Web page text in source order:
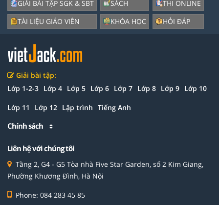
GIẢI BÀI TẬP SGK & SBT
TÀI LIỆU GIÁO VIÊN
SÁCH
KHÓA HỌC
THI ONLINE
HỎI ĐÁP
Giải bài tập:
Lớp 1-2-3 Lớp 4 Lớp 5 Lớp 6 Lớp 7 Lớp 8 Lớp 9 Lớp 10
Lớp 11 Lớp 12 Lập trình Tiếng Anh
Chính sách
Liên hệ với chúng tôi
Tầng 2, G4 - G5 Tòa nhà Five Star Garden, số 2 Kim Giang,
Phường Khương Đình, Hà Nội
Phone: 084 283 45 85